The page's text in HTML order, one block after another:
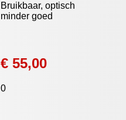
Bruikbaar, optisch
minder goed
€ 55,00
0